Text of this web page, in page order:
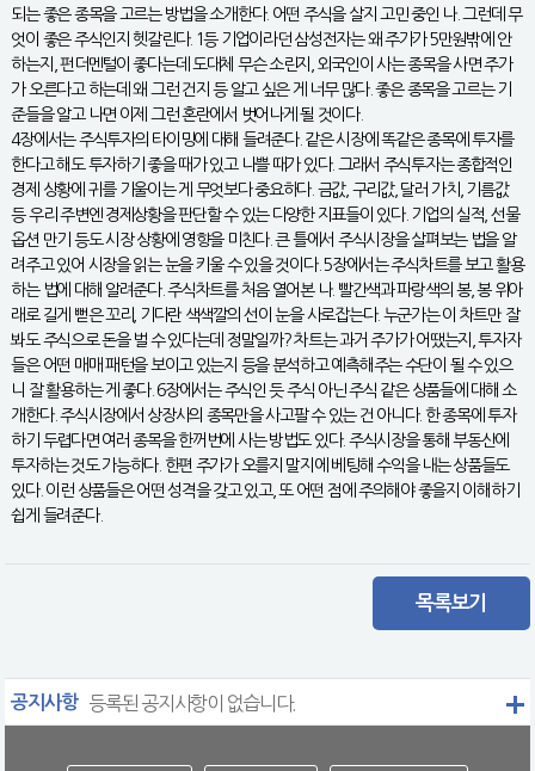
되는 좋은 종목을 고르는 방법을 소개한다. 어떤 주식을 살지 고민 중인 나. 그런데 무
엇이 좋은 주식인지 헷갈린다. 1등 기업이라던 삼성전자는 왜 주가가 5만원밖에 안
하는지, 펀더멘털이 좋다는데 도대체 무슨 소린지, 외국인이 사는 종목을 사면 주가
가 오른다고 하는데 왜 그런 건지 등 알고 싶은 게 너무 많다. 좋은 종목을 고르는 기
준들을 알고 나면 이제 그런 혼란에서 벗어나게 될 것이다.
4장에서는 주식투자의 타이밍에 대해 들려준다. 같은 시장에 똑같은 종목에 투자를
한다고 해도 투자하기 좋을 때가 있고 나쁠 때가 있다. 그래서 주식투자는 종합적인
경제 상황에 귀를 기울이는 게 무엇보다 중요하다. 금값, 구리값, 달러 가치, 기름값
등 우리 주변엔 경제상황을 판단할 수 있는 다양한 지표들이 있다. 기업의 실적, 선물
옵션 만기 등도 시장 상황에 영향을 미친다. 큰 틀에서 주식시장을 살펴보는 법을 알
려주고 있어 시장을 읽는 눈을 키울 수 있을 것이다. 5장에서는 주식차트를 보고 활용
하는 법에 대해 알려준다. 주식차트를 처음 열어본 나. 빨간색과 파랑색의 봉, 봉 위아
래로 길게 뻗은 꼬리, 기다란 색색깔의 선이 눈을 사로잡는다. 누군가는 이 차트만 잘
봐도 주식으로 돈을 벌 수 있다는데 정말일까? 차트는 과거 주가가 어땠는지, 투자자
들은 어떤 매매 패턴을 보이고 있는지 등을 분석하고 예측해주는 수단이 될 수 있으
니 잘 활용하는 게 좋다. 6장에서는 주식인 듯 주식 아닌 주식 같은 상품들에 대해 소
개한다. 주식시장에서 상장사의 종목만을 사고팔 수 있는 건 아니다. 한 종목에 투자
하기 두렵다면 여러 종목을 한꺼번에 사는 방법도 있다. 주식시장을 통해 부동산에
투자하는 것도 가능하다. 한편 주가가 오를지 말지에 베팅해 수익을 내는 상품들도
있다. 이런 상품들은 어떤 성격을 갖고 있고, 또 어떤 점에 주의해야 좋을지 이해하기
쉽게 들려준다.
목록보기
공지사항 등록된 공지사항이 없습니다.